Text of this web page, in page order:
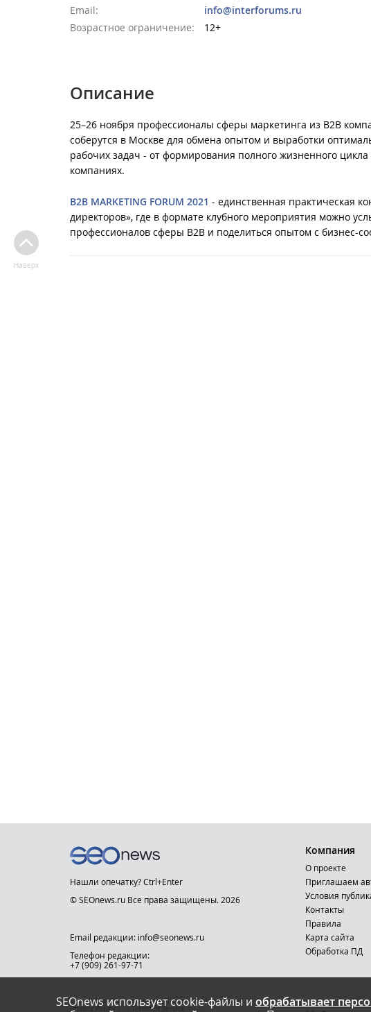
Email:
info@interforums.ru
Возрастное ограничение:
12+
Описание
25–26 ноября профессионалы сферы маркетинга из B2B
соберутся в Москве для обмена опытом и выработки
рабочих задач - от формирования полного жизненного
компаниях.
B2B MARKETING FORUM 2021 - единственная практическая
директоров», где в формате клубного мероприятия можно
профессионалов сферы B2B и поделиться опытом с бизнес-
Наверх
SEOnews использует cookie-файлы и обрабатывает
Нашли опечатку? Ctrl+Enter
© SEOnews.ru Все права защищены. 2026
Email редакции: info@seonews.ru
Телефон редакции:
+7 (909) 261-97-71
This site is protected by reCAPTCHA and the Google
Privacy Policyand Terms of Serviceapply.
Компания
О проекте
Приглашаем
Условия
Контакты
Правила
Карта сайта
Обработка ПД